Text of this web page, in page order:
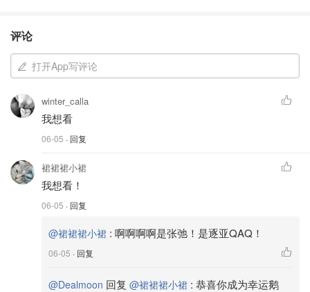
评论
打开App写评论
winter_calla
我想看
06-05 · 回复
裙裙裙小裙
我想看！
06-05 · 回复
@裙裙裙小裙 : 啊啊啊啊是张弛！是逐亚QAQ！
06-05 · 回复
@Dealmoon 回复 @裙裙裙小裙 : 恭喜你成为幸运鹅